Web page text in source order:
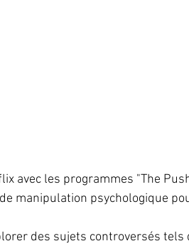
avec les programmes "The
manipulation psychologique
des sujets controversés tels